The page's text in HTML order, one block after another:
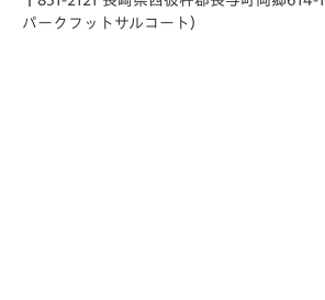
パークフットサルコート）